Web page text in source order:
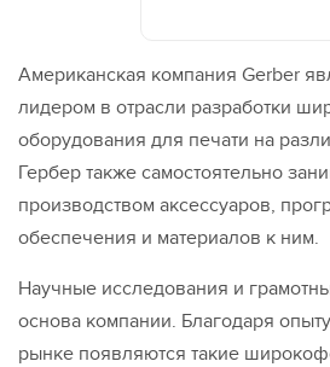
Американская компания Gerber
лидером в отрасли разработки
оборудования для печати на
Гербер также самостоятельно
производством аксессуаров,
обеспечения и материалов к ним.
Научные исследования и
основа компании. Благодаря
рынке появляются такие